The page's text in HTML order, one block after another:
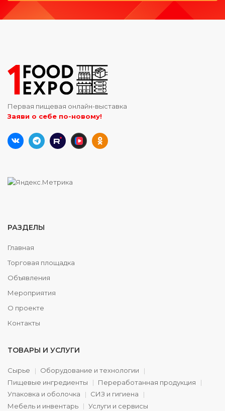
Первая пищевая онлайн-выставка
Заяви о себе по-новому!
РАЗДЕЛЫ
Главная
Торговая площадка
Объявления
Мероприятия
О проекте
Контакты
ТОВАРЫ И УСЛУГИ
Сырье
Оборудование и технологии
Пищевые ингредиенты
Переработанная продукция
Упаковка и оболочка
СИЗ и гигиена
Мебель и инвентарь
Услуги и сервисы